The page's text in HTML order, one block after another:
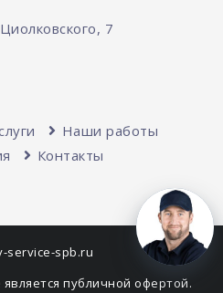
7
Наши работы
Контакты
service-spb.ru
публичной офертой.